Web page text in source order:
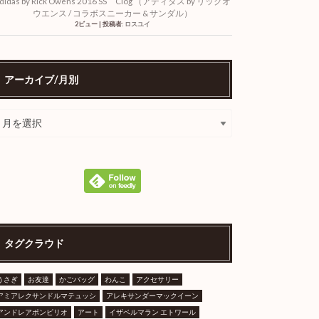
ウエンス / コラボスニーカー & サンダル）
2ビュー| 投稿者: ロスユイ
アーカイブ/月別
タグクラウド
さぎ お友達 かごバッグ わんこ
アクセサリー
ミアレクサンドルマテュッシ
アレキサンダーマックイーン
ンドレアポンピリオ
アート イザベルマラン エトワール